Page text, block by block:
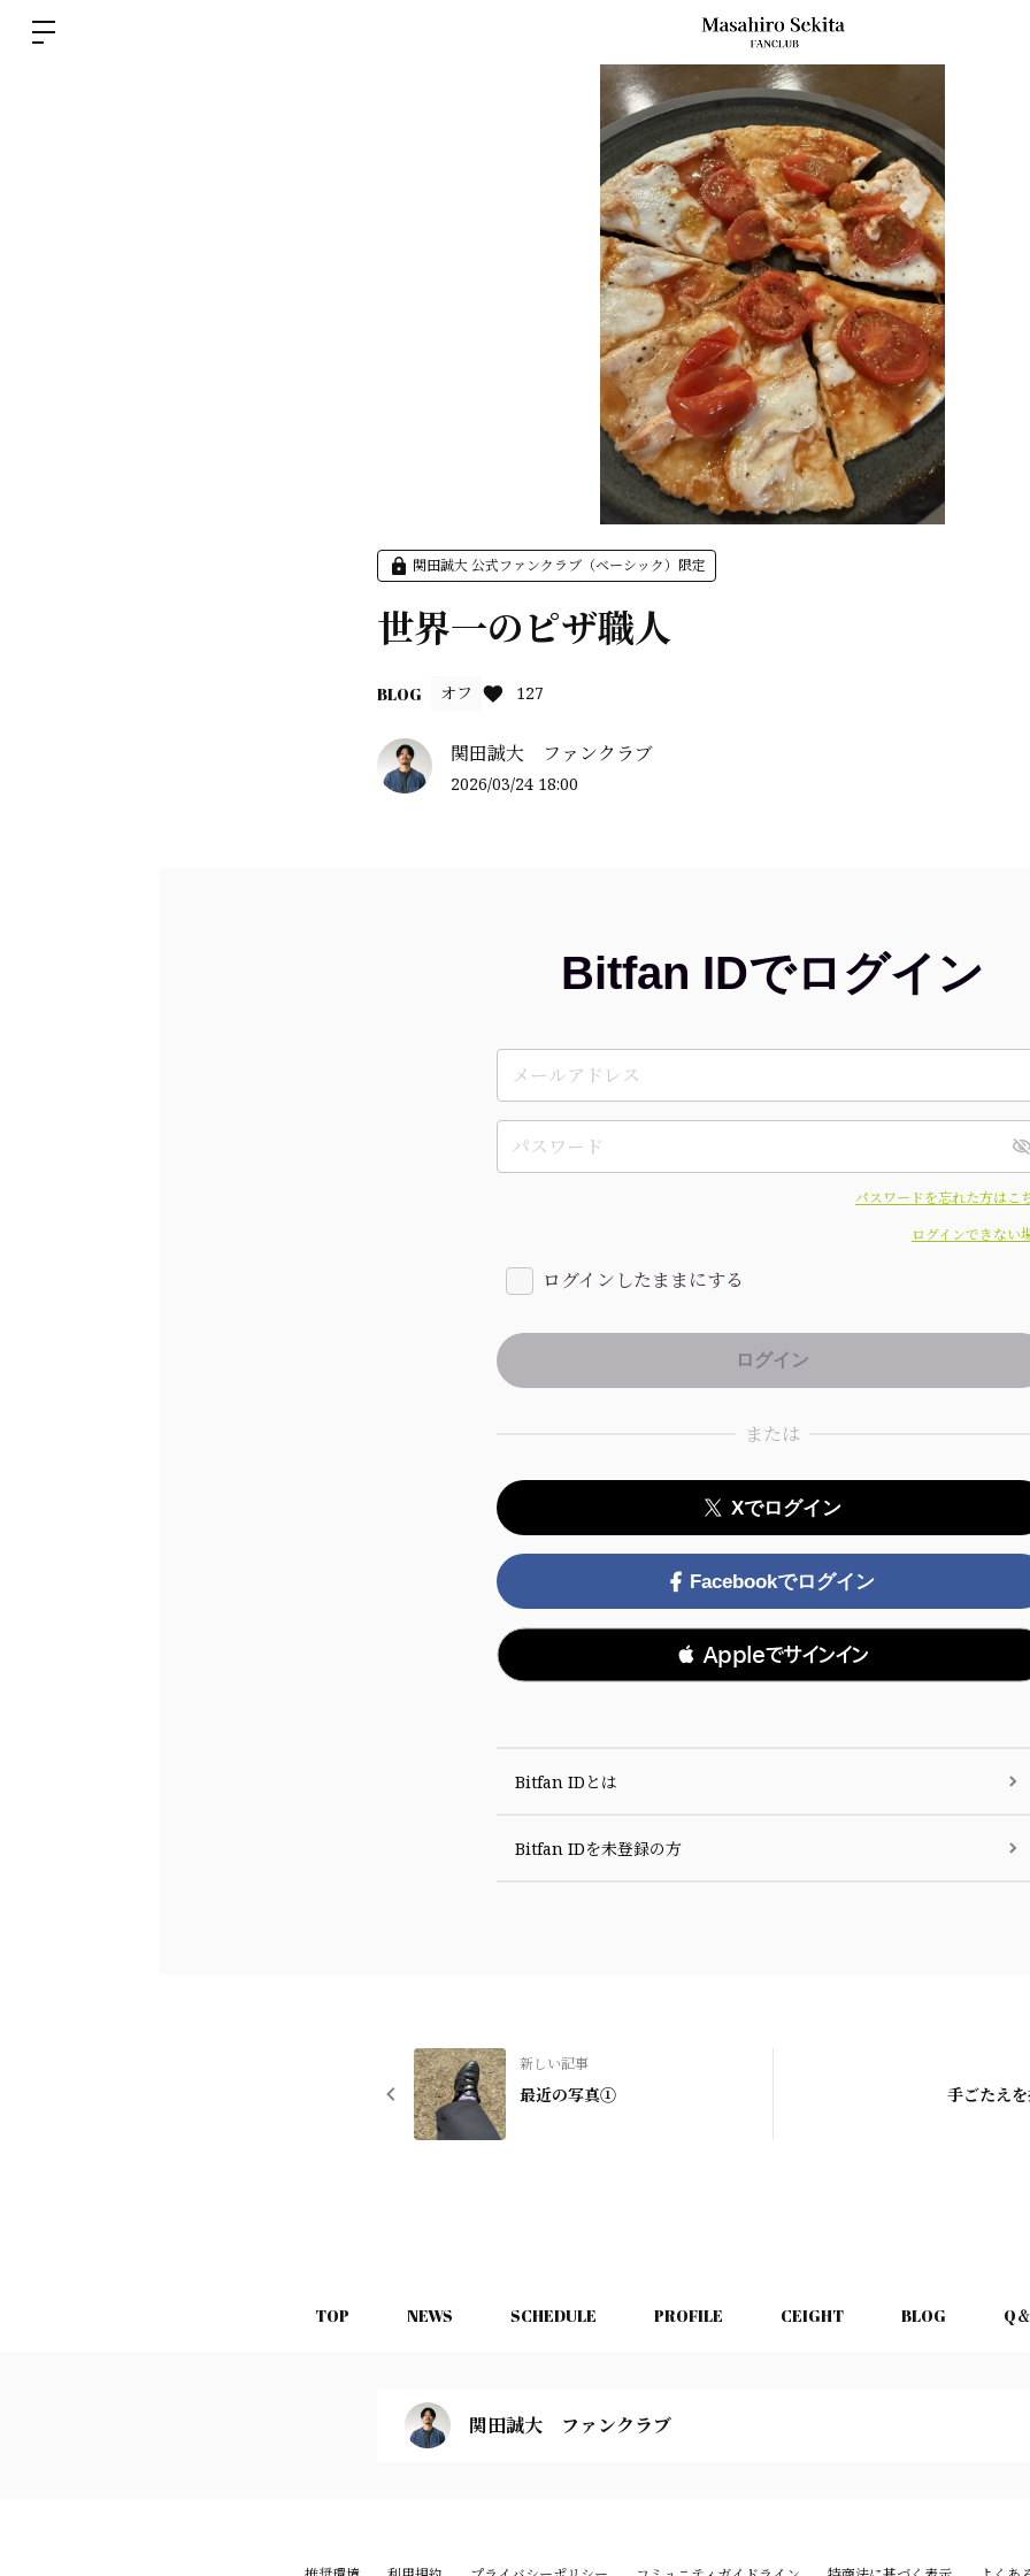
関田誠大 公式ファンクラブ（ベーシック）限定
世界一のピザ職人
BLOG オフ 127
関田誠大 ファンクラブ
2026/03/24 18:00
Bitfan IDでログイン
パスワードを忘れた方はこ
ログインできない
ログインしたままにする
または
Xでログイン
Facebookでログイン
 Appleでサインイン
Bitfan IDとは
Bitfan IDを未登録の方
新しい記事
最近の写真① 手ごたえ
TOP NEWS SCHEDULE PROFILE CEIGHT BLOG Q
関田誠大 ファンクラブ